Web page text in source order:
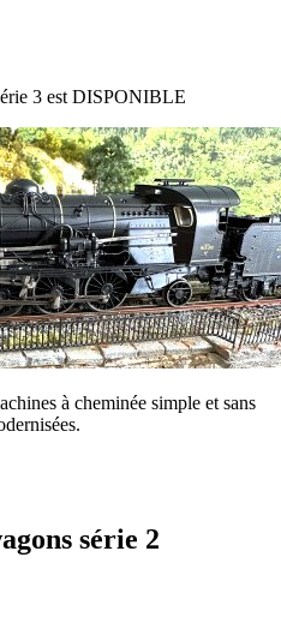
3 est DISPONIBLE
à cheminée simple et sans
série 2